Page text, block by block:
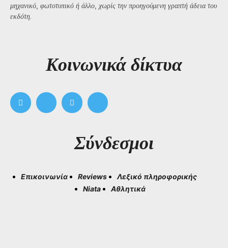
μηχανικό, φωτοτυπικό ή άλλο, χωρίς την προηγούμενη γραπτή άδεια του
εκδότη.
Kοινωνικά δίκτυα
Σύνδεσμοι
Επικοινωνία Reviews
Λεξικό πληροφορικής
Niata
Αθλητικά